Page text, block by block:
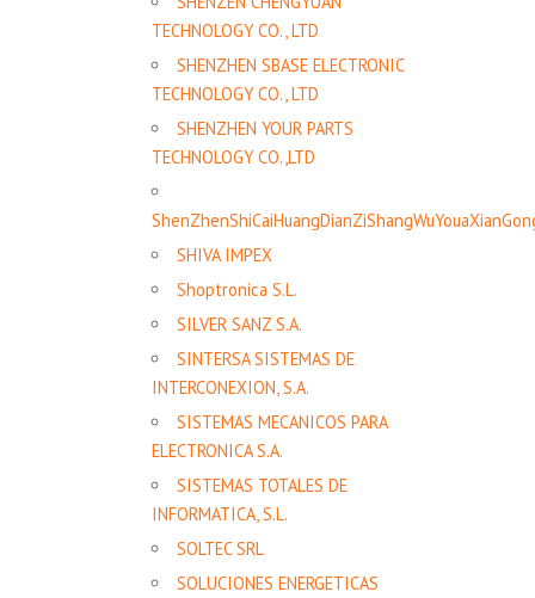
TECHNOLOGY CO., LTD
SHENZHEN SBASE ELECTRONIC
TECHNOLOGY CO., LTD
SHENZHEN YOUR PARTS
TECHNOLOGY CO.,LTD
SHIVA IMPEX
Shoptronica S.L.
SILVER SANZ S.A.
SINTERSA SISTEMAS DE
INTERCONEXION, S.A.
SISTEMAS MECANICOS PARA
ELECTRONICA S.A.
SISTEMAS TOTALES DE
INFORMATICA, S.L.
SOLTEC SRL
SOLUCIONES ENERGETICAS